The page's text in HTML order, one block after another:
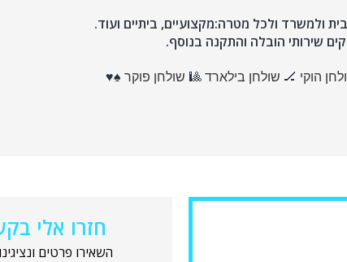
ולמשרד ולכל מטרה:מקצועיים, ביתיים ועוד.
שירותי הובלה והתקנה בנוסף.
הוקי 🏒 שולחן בילארד 🎱 שולחן פוקר ♠️♥️
חזרו אלי
השאירו פרטים